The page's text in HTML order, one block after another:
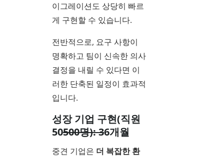
이그레이션도 상당히 빠르
게 구현할 수 있습니다.
전반적으로, 요구 사항이
명확하고 팀이 신속한 의사
결정을 내릴 수 있다면 이
러한 단축된 일정이 효과적
입니다.
성장 기업 구현(직원
50500명): 36개월
중견 기업은 더 복잡한 환